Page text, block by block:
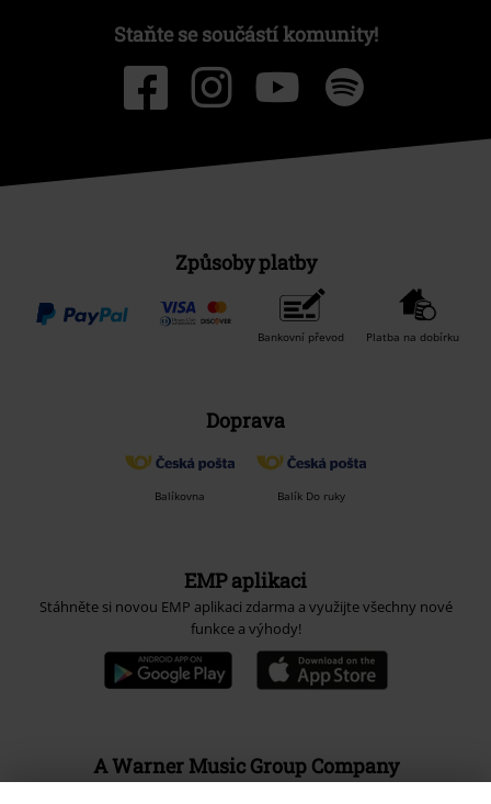
Staňte se součástí komunity!
Způsoby platby
Bankovní převod Platba na dobírku
Doprava
Balíkovna Balík Do ruky
EMP aplikaci
Stáhněte si novou EMP aplikaci zdarma a využijte všechny nové
funkce a výhody!
A Warner Music Group Company